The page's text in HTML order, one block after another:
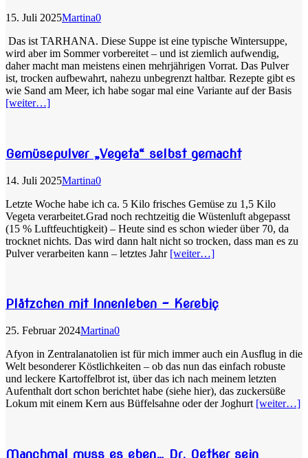
15. Juli 2025Martina0
Das ist TARHANA. Diese Suppe ist eine typische Wintersuppe,
wird aber im Sommer vorbereitet – und ist ziemlich aufwendig,
daher macht man meistens einen mehrjährigen Vorrat. Das Pulver
ist, trocken aufbewahrt, nahezu unbegrenzt haltbar. Rezepte gibt es
wie Sand am Meer, ich habe sogar mal eine Variante auf der Basis
[weiter…]
Gemüsepulver „Vegeta“ selbst gemacht
14. Juli 2025Martina0
Letzte Woche habe ich ca. 5 Kilo frisches Gemüse zu 1,5 Kilo
Vegeta verarbeitet.Grad noch rechtzeitig die Wüstenluft abgepasst
(15 % Luftfeuchtigkeit) – Heute sind es schon wieder über 70, da
trocknet nichts. Das wird dann halt nicht so trocken, dass man es zu
Pulver verarbeiten kann – letztes Jahr [weiter…]
Plätzchen mit Innenleben – Kerebiç
25. Februar 2024Martina0
Afyon in Zentralanatolien ist für mich immer auch ein Ausflug in die
Welt besonderer Köstlichkeiten – ob das nun das einfach robuste
und leckere Kartoffelbrot ist, über das ich nach meinem letzten
Aufenthalt dort schon berichtet habe (siehe hier), das zuckersüße
Lokum mit einem Kern aus Büffelsahne oder der Joghurt [weiter…]
Manchmal muss es eben… Dr. Oetker sein